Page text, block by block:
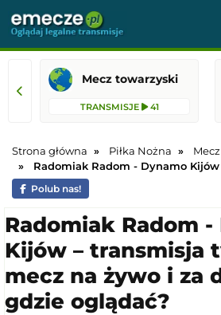
Mecz towarzyski
TRANSMISJE 41
Strona główna Piłka Nożna
Radomiak Radom - Dynamo Kijów
Polub nas!
Radomiak Radom -
Kijów – transmisja
mecz na żywo i za
gdzie oglądać?